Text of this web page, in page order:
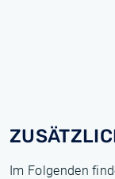
Im Folgenden